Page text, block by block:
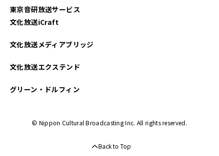
東京音研放送サービス
文化放送iCraft
文化放送メディアブリッジ
文化放送エクステンド
グリーン・ドルフィン
© Nippon Cultural Broadcasting Inc. All rights reserved.
Back to Top